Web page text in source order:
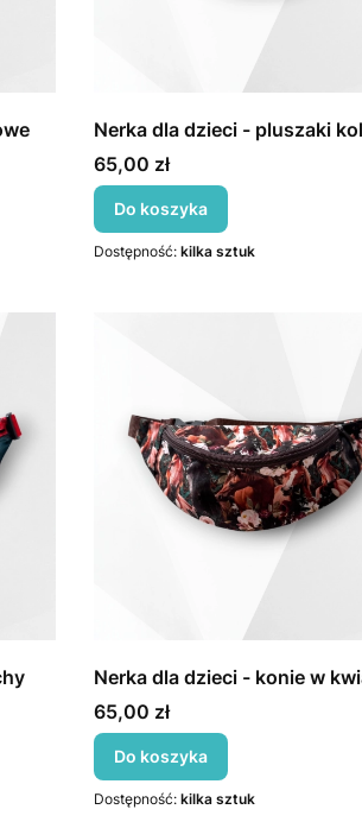
Nerka dla dzieci - pluszaki
Cena
65,00 zł
Do koszyka
Dostępność: kilka sztuk
Nerka dla dzieci - konie w
Cena
65,00 zł
Do koszyka
Dostępność: kilka sztuk